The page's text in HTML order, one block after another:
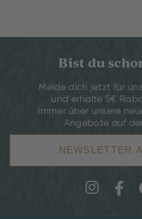
Bist du
Melde dich jetzt für
und erhalte 5€
immer über unsere
Angebote auf
NEWSLETTER